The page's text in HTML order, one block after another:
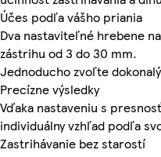
Účes podľa vášho priania
Dva nastaviteľné hrebene
zástrihu od 3 do 30 mm.
Jednoducho zvoľte
Precízne výsledky
Vďaka nastaveniu s
individuálny vzhľad podľa
Zastrihávanie bez starostí